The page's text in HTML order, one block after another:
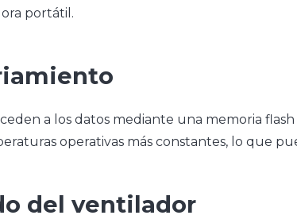
portátil.
a los datos mediante una memoria
operativas más constantes, lo que
del ventilador